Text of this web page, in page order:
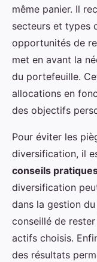
même panier. Il
secteurs et types
opportunités de
met en avant la
du portefeuille.
allocations en
des objectifs
Pour éviter les
diversification, il
conseils
diversification
dans la gestion
conseillé de
actifs choisis.
des résultats